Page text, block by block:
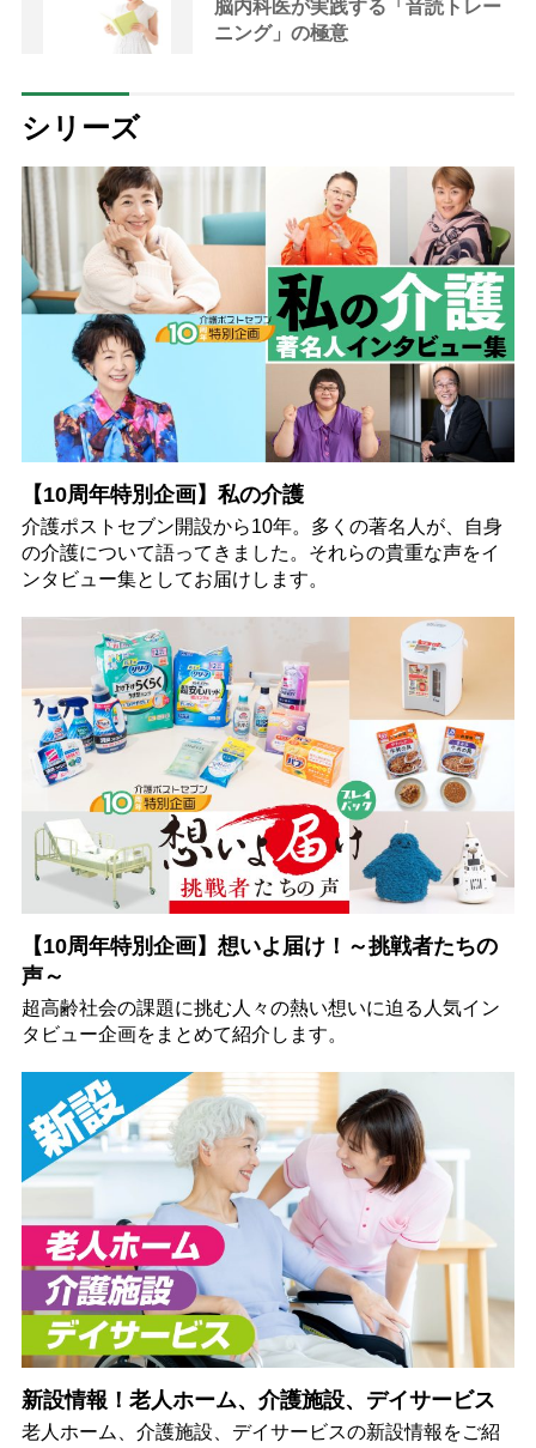
脳内科医が実践する「音読トレー
ニング」の極意
シリーズ
【10周年特別企画】私の介護
介護ポストセブン開設から10年。多くの著名人が、自身
の介護について語ってきました。それらの貴重な声をイ
ンタビュー集としてお届けします。
【10周年特別企画】想いよ届け！～挑戦者たちの
声～
超高齢社会の課題に挑む人々の熱い想いに迫る人気イン
タビュー企画をまとめて紹介します。
新設情報！老人ホーム、介護施設、デイサービス
老人ホーム、介護施設、デイサービスの新設情報をご紹